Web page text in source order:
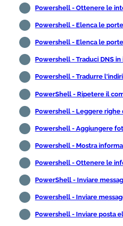
Powershell - Ottenere le
Powershell - Elenca le
Powershell - Elenca le
Powershell - Traduci DNS in
Powershell - Tradurre
PowerShell - Ripetere il
Powershell - Leggere righe
Powershell - Aggiungere
Powershell - Mostra
Powershell - Ottenere le
PowerShell - Inviare
Powershell - Inviare
Powershell - Inviare posta